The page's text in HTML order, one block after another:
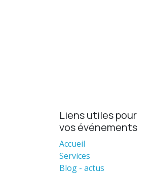
Liens utiles pour
vos événements
Accueil
Services
Blog - actus